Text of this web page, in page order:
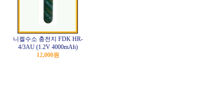
니켈수소 충전지 FDK HR-
4/3AU (1.2V 4000mAh)
12,000원